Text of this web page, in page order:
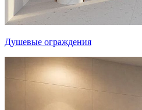
Душевые ограждения